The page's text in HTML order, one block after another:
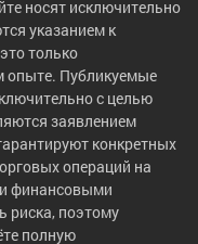
носят исключительно
указанием к
только
опыте. Публикуемые
с целью
заявлением
конкретных
операций на
финансовыми
риска, поэтому
полную